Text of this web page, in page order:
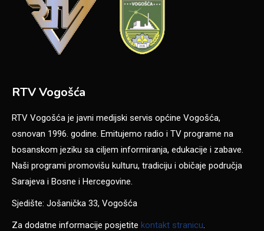
RTV Vogošća
RTV Vogošća je javni medijski servis općine Vogošća,
osnovan 1996. godine. Emitujemo radio i TV programe na
bosanskom jeziku sa ciljem informiranja, edukacije i zabave.
Naši programi promovišu kulturu, tradiciju i običaje područja
Sarajeva i Bosne i Hercegovine.
Sjedište: Jošanička 33, Vogošća
Za dodatne informacije posjetite kontakt stranicu